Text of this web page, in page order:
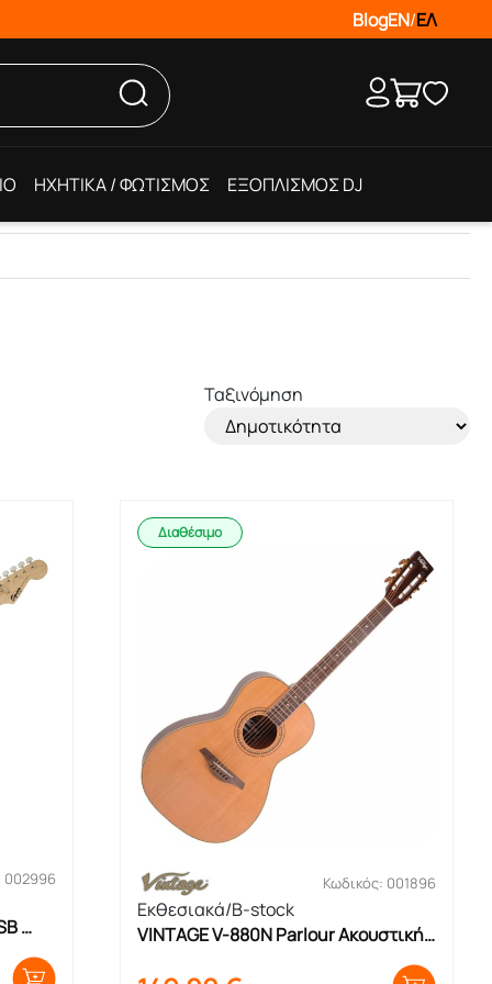
BlogEN/ΕΛ
ΗΧΗΤΙΚΑ / ΦΩΤΙΣΜΟΣ ΕΞΟΠΛΙΣΜΟΣ DJ
Ταξινόμηση
002996
Διαθέσιμο
Κωδικός: 001896
Εκθεσιακά/B-stock
VINTAGE V-880N Parlour Ακουστική